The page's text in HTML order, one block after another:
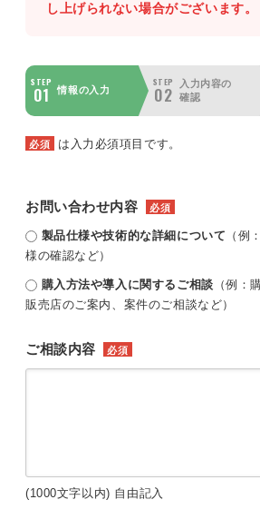
し上げられない場合がございます。
STEP
01 情報の入力
STEP
02
入力内容の
確認
必須 は入力必須項目です。
お問い合わせ内容 必須
製品仕様や技術的な詳細について （例
様の確認など）
購入方法や導入に関するご相談 （例：
販売店のご案内、案件のご相談など）
ご相談内容 必須
(1000文字以内) 自由記入